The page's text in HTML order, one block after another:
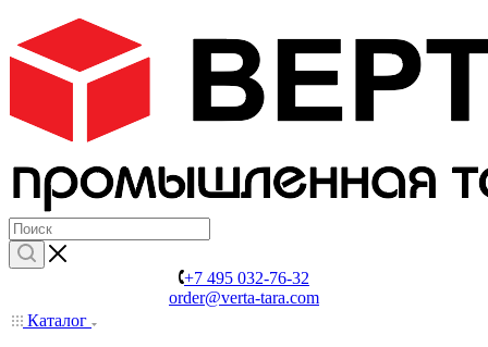
+7 495 032-76-32
order@verta-tara.com
Каталог